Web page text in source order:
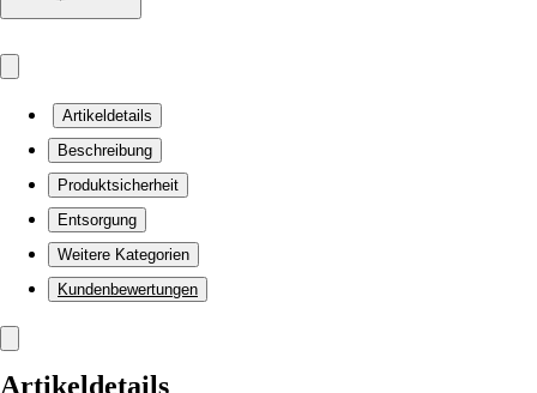
Artikeldetails
Beschreibung
Produktsicherheit
Entsorgung
Weitere Kategorien
Kundenbewertungen
Artikeldetails